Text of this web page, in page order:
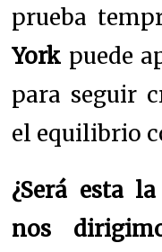
prueba
York puede
para seguir
el equilibrio
¿Será esta
nos